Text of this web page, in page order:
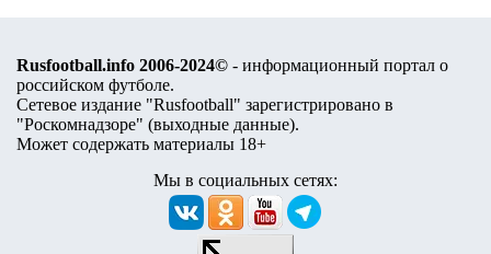
Rusfootball.info 2006-2024© - информационный портал о
российском футболе.
Сетевое издание "Rusfootball" зарегистрировано в
"Роскомнадзоре" (выходные данные).
Может содержать материалы 18+
Мы в социальных сетях: